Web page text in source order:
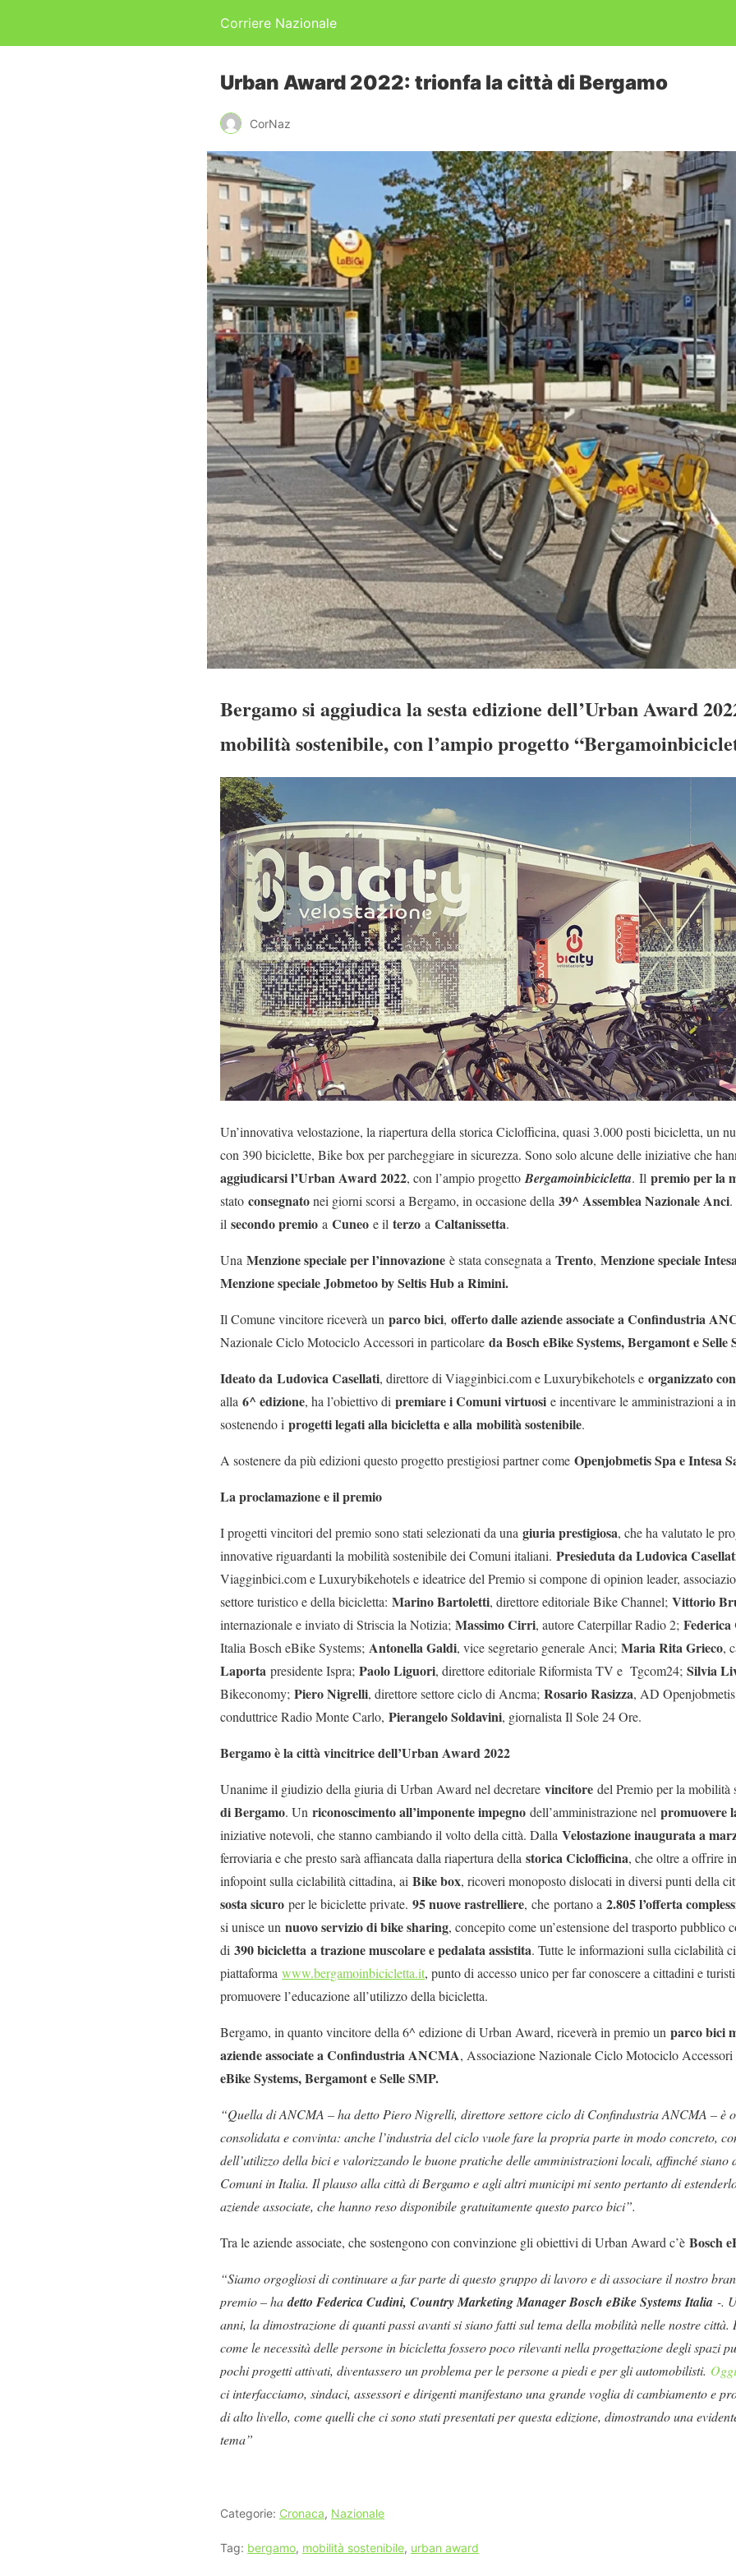
Corriere Nazionale
Urban Award 2022: trionfa la città di Bergamo
CorNaz
Bergamo si aggiudica la sesta edizione dell’Urban Award
mobilità sostenibile, con l’ampio progetto
Un’innovativa velostazione, la riapertura della storica Ciclofficina, quasi 3.000 posti bicicletta, un
con 390 biciclette, Bike box per parcheggiare in sicurezza. Sono solo alcune delle iniziative che
aggiudicarsi l’Urban Award 2022, con l’ampio progetto Bergamoinbicicletta. Il premio per la
stato consegnatonei giorni scorsi a Bergamo, in occasione della 39^ Assemblea Nazionale Anci.
il secondo premio a Cuneo e il terzo a Caltanissetta.
Una Menzione speciale per l’innovazione è stata consegnata a Trento, Menzione speciale
Menzione speciale Jobmetoo by Seltis Hub a Rimini.
Il Comune vincitore riceverà un parco bici, offerto dalle aziende associate a Confindustria
Nazionale Ciclo Motociclo Accessori in particolare da Bosch eBike Systems, Bergamont e Selle
Ideato da Ludovica Casellati, direttore di Viagginbici.com e Luxurybikehotels e organizzato
alla 6^ edizione, ha l’obiettivo di premiare i Comuni virtuosi e incentivare le amministrazioni a
sostenendo i progetti legati alla bicicletta e alla mobilità sostenibile.
A sostenere da più edizioni questo progetto prestigiosi partner come Openjobmetis Spa e Intesa
La proclamazione e il premio
I progetti vincitori del premio sono stati selezionati da una giuria prestigiosa, che ha valutato le
innovative riguardanti la mobilità sostenibile dei Comuni italiani. Presieduta da Ludovica
Viagginbici.com e Luxurybikehotels e ideatrice del Premio si compone di opinion leader,
settore turistico e della bicicletta: Marino Bartoletti, direttore editoriale Bike Channel; Vittorio
internazionale e inviato di Striscia la Notizia; Massimo Cirri, autore Caterpillar Radio 2;
Italia Bosch eBike Systems; Antonella Galdi, vice segretario generale Anci; Maria Rita Grieco,
Laporta presidente Ispra; Paolo Liguori, direttore editoriale Riformista TV e Tgcom24; Silvia
Bikeconomy; Piero Nigrelli, direttore settore ciclo di Ancma; Rosario Rasizza, AD
conduttrice Radio Monte Carlo, Pierangelo Soldavini, giornalista Il Sole 24 Ore.
Bergamo è la città vincitrice dell’Urban Award 2022
Unanime il giudizio della giuria di Urban Award nel decretare vincitore del Premio per la
di Bergamo. Un riconoscimento all’imponente impegno dell’amministrazione nel promuovere
iniziative notevoli, che stanno cambiando il volto della città. Dalla Velostazione inaugurata a
ferroviaria e che presto sarà affiancata dalla riapertura della storica Ciclofficina, che oltre a offrire
infopoint sulla ciclabilità cittadina, ai Bike box, ricoveri monoposto dislocati in diversi punti della
sosta sicuro per le biciclette private. 95 nuove rastrelliere, che portano a 2.805 l’offerta
si unisce un nuovo servizio di bike sharing, concepito come un’estensione del trasporto pubblico
di 390 bicicletta a trazione muscolare e pedalata assistita. Tutte le informazioni sulla ciclabilità
piattaforma www.bergamoinbicicletta.it, punto di accesso unico per far conoscere a cittadini e
promuovere l’educazione all’utilizzo della bicicletta.
Bergamo, in quanto vincitore della 6^ edizione di Urban Award, riceverà in premio un parco bici
aziende associate a Confindustria ANCMA, Associazione Nazionale Ciclo Motociclo Accessori
eBike Systems, Bergamont e Selle SMP.
“Quella di ANCMA – ha detto Piero Nigrelli, direttore settore ciclo di Confindustria ANCMA – è
consolidata e convinta: anche l’industria del ciclo vuole fare la propria parte in modo concreto,
dell’utilizzo della bici e valorizzando le buone pratiche delle amministrazioni locali, affinché
Comuni in Italia. Il plauso alla città di Bergamo e agli altri municipi mi sento pertanto di
aziende associate, che hanno reso disponibile gratuitamente questo parco bici”.
Tra le aziende associate, che sostengono con convinzione gli obiettivi di Urban Award c’è Bosch
“Siamo orgogliosi di continuare a far parte di questo gruppo di lavoro e di associare il nostro
premio – hadetto Federica Cudini, Country Marketing Manager Bosch eBike Systems Italia -.
anni, la dimostrazione di quanti passi avanti si siano fatti sul tema della mobilità nelle nostre città.
come le necessità delle persone in bicicletta fossero poco rilevanti nella progettazione degli spazi
pochi progetti attivati, diventassero un problema per le persone a piedi e per gli automobilisti. Oggi
ci interfacciamo, sindaci, assessori e dirigenti manifestano una grande voglia di cambiamento e
di alto livello, come quelli che ci sono stati presentati per questa edizione, dimostrando una
tema”
Categorie: Cronaca, Nazionale
Tag: bergamo, mobilità sostenibile, urban award